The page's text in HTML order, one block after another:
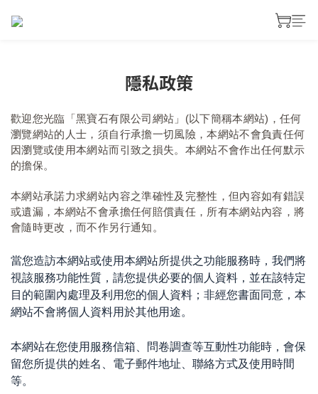
隱私政策
歡迎您光臨「黑寶石有限公司網站」(以下簡稱本網站)，任何
瀏覽網站的人士，須自行承擔一切風險，本網站不會負責任何
因瀏覽或使用本網站而引致之損失。本網站不會作出任何默示
的擔保。
本網站承諾力求網站內容之準確性及完整性，但內容如有錯誤
或遺漏，本網站不會承擔任何賠償責任，所有本網站內容，將
會隨時更改，而不作另行通知。
當您造訪本網站或使用本網站所提供之功能服務時，我們將
視該服務功能性質，請您提供必要的個人資料，並在該特定
目的範圍內處理及利用您的個人資料；非經您書面同意，本
網站不會將個人資料用於其他用途。
本網站在您使用服務信箱、問卷調查等互動性功能時，會保
留您所提供的姓名、電子郵件地址、聯絡方式及使用時間
等。